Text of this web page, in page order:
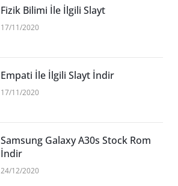
Fizik Bilimi İle İlgili Slayt
17/11/2020
Empati İle İlgili Slayt İndir
17/11/2020
Samsung Galaxy A30s Stock Rom
İndir
24/12/2020